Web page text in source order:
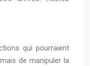
qui pourraient
de manipuler la